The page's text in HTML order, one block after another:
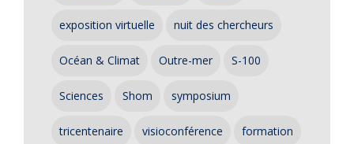
exposition virtuelle nuit des chercheurs
Océan & Climat Outre-mer S-100
Sciences Shom symposium
tricentenaire visioconférence formation